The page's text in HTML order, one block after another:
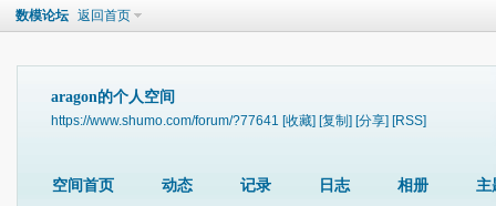
数模论坛 返回首页
aragon的个人空间
https://www.shumo.com/forum/?77641 [收藏] [复制] [分享] [RSS]
空间首页 动态 记录 日志 相册 主